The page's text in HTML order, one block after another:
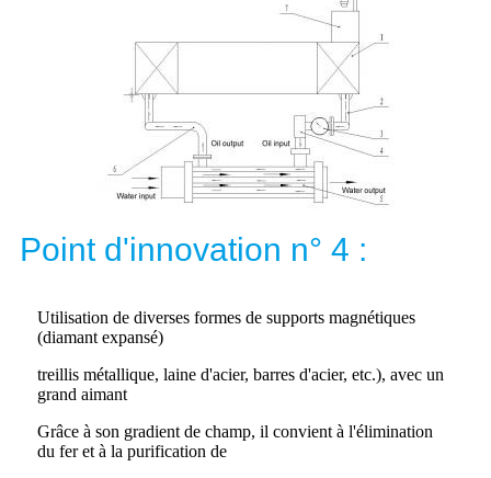
Point d'innovation n° 4 :
Utilisation de diverses formes de supports magnétiques
(diamant expansé)
treillis métallique, laine d'acier, barres d'acier, etc.), avec un
grand aimant
Grâce à son gradient de champ, il convient à l'élimination
du fer et à la purification de